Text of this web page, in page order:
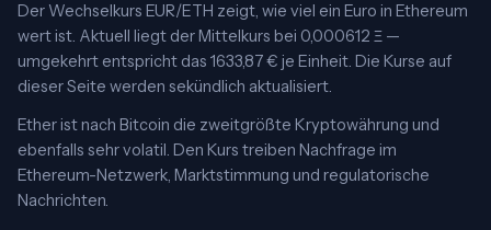
Der Wechselkurs EUR/ETH zeigt, wie viel ein Euro in Ethereum
wert ist. Aktuell liegt der Mittelkurs bei 0,000612 Ξ —
umgekehrt entspricht das 1633,87 € je Einheit. Die Kurse auf
dieser Seite werden sekündlich aktualisiert.
Ether ist nach Bitcoin die zweitgrößte Kryptowährung und
ebenfalls sehr volatil. Den Kurs treiben Nachfrage im
Ethereum-Netzwerk, Marktstimmung und regulatorische
Nachrichten.